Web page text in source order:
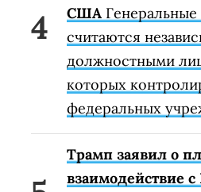
США
считаются
должностными
которых
федеральных
Трамп заявил о
взаимодействие